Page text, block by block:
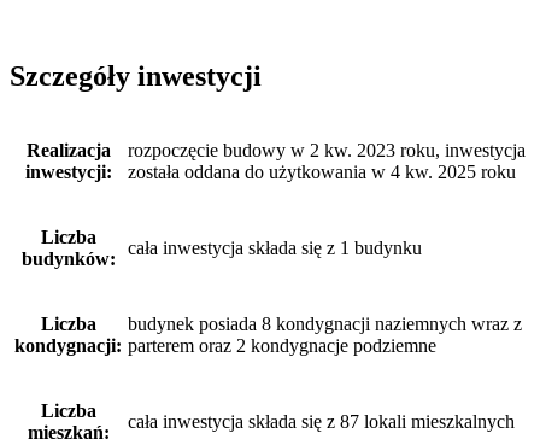
Szczegóły inwestycji
Realizacja
inwestycji:
rozpoczęcie budowy w 2 kw. 2023 roku, inwestycja
została oddana do użytkowania w 4 kw. 2025 roku
Liczba
budynków:
cała inwestycja składa się z 1 budynku
Liczba
kondygnacji:
budynek posiada 8 kondygnacji naziemnych wraz z
parterem oraz 2 kondygnacje podziemne
Liczba
mieszkań:
cała inwestycja składa się z 87 lokali mieszkalnych